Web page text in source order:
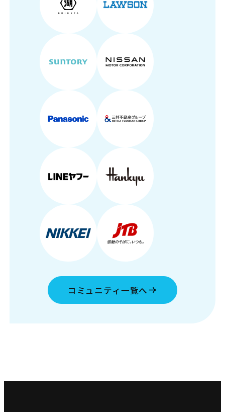
コミュニティ一覧へ